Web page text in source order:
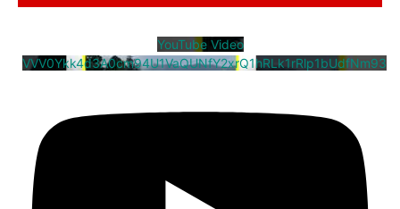
YouTube Video
VVV0Ykk4d3A0cm94U1VaQUNfY2xrQ1hRLk1rRlp1bUdfNm93